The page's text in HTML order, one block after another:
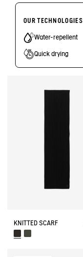
OUR TECHNOLOGIES
Water-repellent
Quick drying
KNITTED SCARF